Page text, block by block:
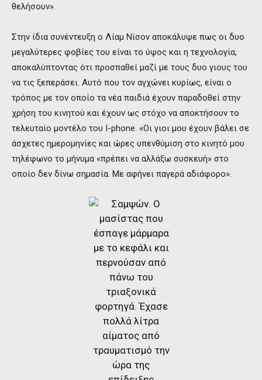
θελήσουν».
Στην ίδια συνέντευξη ο Λίαμ Νίσον αποκάλυψε πως οι δυο
μεγαλύτερες φοβίες του είναι το ύψος και η τεχνολογία,
αποκαλύπτοντας ότι προσπαθεί μαζί με τους δυο γιους του
να τις ξεπεράσει. Αυτό που τον αγχώνει κυρίως, είναι ο
τρόπος με τον οποίο τα νέα παιδιά έχουν παραδοθεί στην
χρήση του κινητού και έχουν ως στόχο να αποκτήσουν το
τελευταίο μοντέλο του I-phone. «Οι γιοι μου έχουν βάλει σε
άσχετες ημερομηνίες και ώρες υπενθύμιση στο κινητό μου
τηλέφωνο το μήνυμα «πρέπει να αλλάξω συσκευή» στο
οποίο δεν δίνω σημασία. Με αφήνει παγερά αδιάφορο».